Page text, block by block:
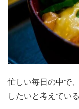
忙しい毎日の中で
したいと考えてい